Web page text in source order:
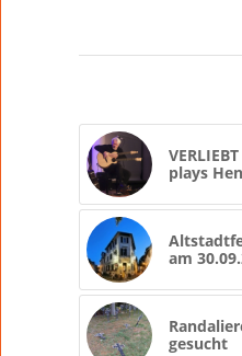
plays
am
gesucht